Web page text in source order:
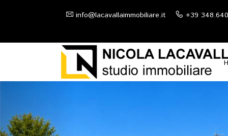
info@lacavallaimmobiliare.it +39